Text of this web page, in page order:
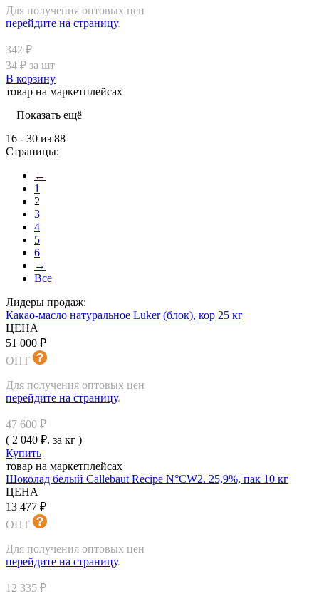
Для получения оптовых цен
перейдите на страницу.
342 ₽
34 ₽ за шт
В корзину
товар на маркетплейсах
Показать ещё
16 - 30 из 88
Страницы:
←
1
2
3
4
5
6
→
Все
Лидеры продаж:
Какао-масло натуральное Luker (блок), кор 25 кг
ЦЕНА
51 000 ₽
ОПТ
Для получения оптовых цен
перейдите на страницу.
47 600 ₽
( 2 040 ₽. за кг )
Купить
товар на маркетплейсах
Шоколад белый Callebaut Recipe N°CW2. 25,9%, пак 10 кг
ЦЕНА
13 477 ₽
ОПТ
Для получения оптовых цен
перейдите на страницу.
12 335 ₽